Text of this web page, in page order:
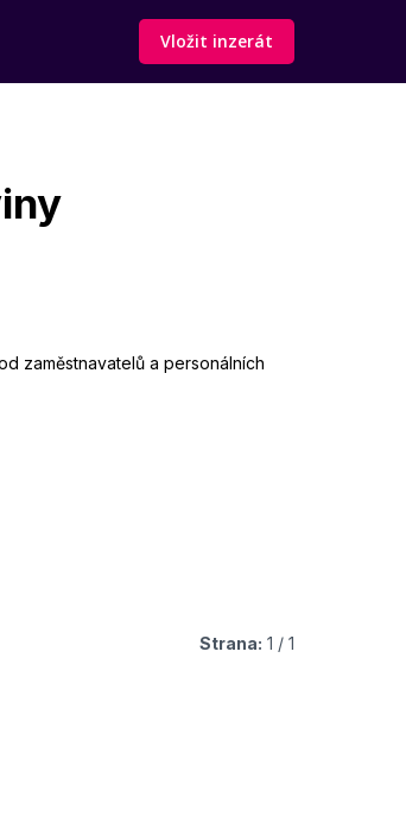
Vložit inzerát
zaměstnavatelů a personálních
Strana: 1 / 1